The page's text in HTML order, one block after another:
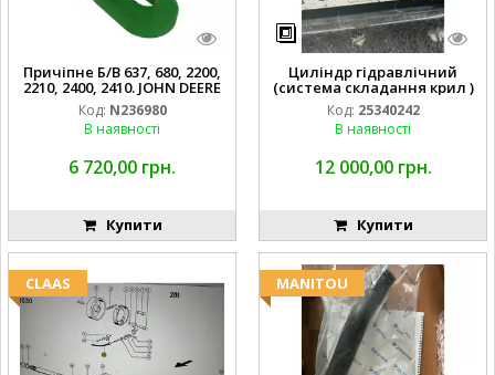
Причіпне Б/В 637, 680, 2200,
2210, 2400, 2410. JOHN DEERE
Код: N236980
В наявності
6 720,00 грн.
Купити
Циліндр гідравлічний
(система складання крил )
Код: 25340242
В наявності
12 000,00 грн.
Купити
CLAAS MANITOU